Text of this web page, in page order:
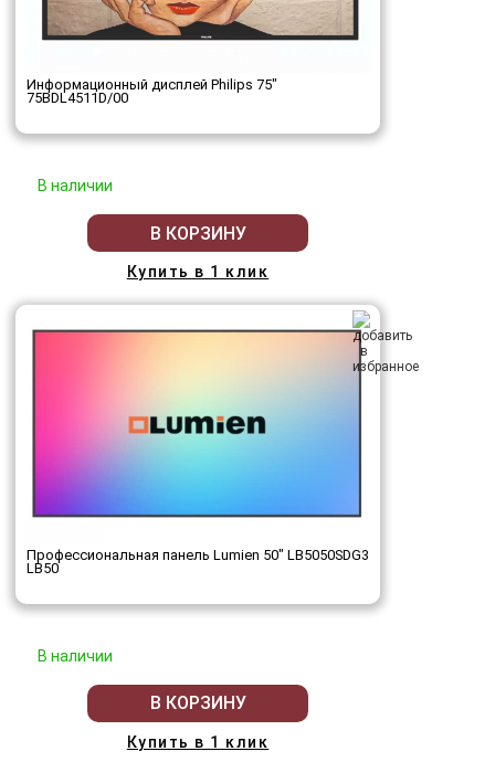
Информационный дисплей Philips 75"
75BDL4511D/00
В наличии
В КОРЗИНУ
Купить в 1 клик
Профессиональная панель Lumien 50" LB5050SDG3
LB50
В наличии
В КОРЗИНУ
Купить в 1 клик